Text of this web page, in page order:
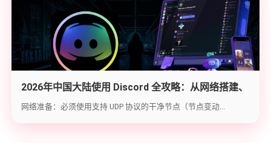
2026年中国大陆使用 Discord 全攻略：从网络搭建、
账号注册到防封避坑
网络准备：必须使用支持 UDP 协议的干净节点（节点变动...